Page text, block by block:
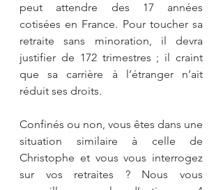
peut attendre des 17 années
cotisées en France. Pour toucher sa
retraite sans minoration, il devra
justifier de 172 trimestres ; il craint
que sa carrière à l’étranger n’ait
réduit ses droits.
Confinés ou non, vous êtes dans une
situation similaire à celle de
Christophe et vous vous interrogez
sur vos retraites ? Nous vous